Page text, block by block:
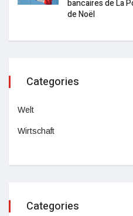
bancaires de La
de Noël
Categories
Welt
Wirtschaft
Categories